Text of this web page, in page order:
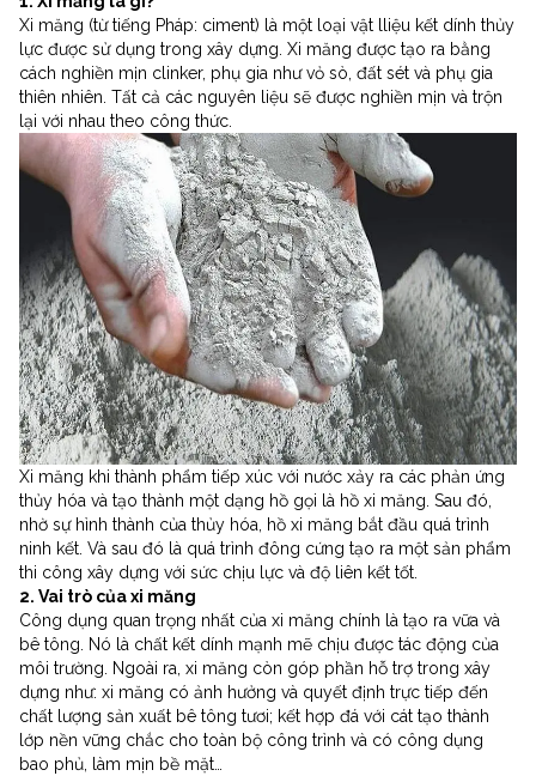
Xi măng (từ tiếng Pháp: ciment) là một loại vật lliệu kết dính thủy
lực được sử dụng trong xây dựng. Xi măng được tạo ra bằng
cách nghiền mịn clinker, phụ gia như vỏ sò, đất sét và phụ gia
thiên nhiên. Tất cả các nguyên liệu sẽ được nghiền mịn và trộn
lại với nhau theo công thức.
Xi măng khi thành phẩm tiếp xúc với nước xảy ra các phản ứng
thủy hóa và tạo thành một dạng hồ gọi là hồ xi măng. Sau đó,
nhờ sự hình thành của thủy hóa, hồ xi măng bắt đầu quá trình
ninh kết. Và sau đó là quá trình đông cứng tạo ra một sản phẩm
thi công xây dựng với sức chịu lực và độ liên kết tốt.
2. Vai trò của xi măng
Công dụng quan trọng nhất của xi măng chính là tạo ra vữa và
bê tông. Nó là chất kết dính mạnh mẽ chịu được tác động của
môi trường. Ngoài ra, xi măng còn góp phần hỗ trợ trong xây
dựng như: xi măng có ảnh hưởng và quyết định trực tiếp đến
chất lượng sản xuất bê tông tươi; kết hợp đá với cát tạo thành
lớp nền vững chắc cho toàn bộ công trình và có công dụng
bao phủ, làm mịn bề mặt…